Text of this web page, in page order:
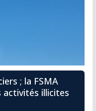
; la FSMA
activités illicites